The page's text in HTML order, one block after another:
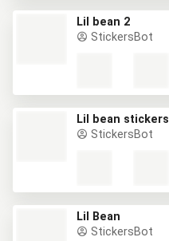
Lil bean 2
StickersBot
Lil bean stickers
StickersBot
Lil Bean
StickersBot